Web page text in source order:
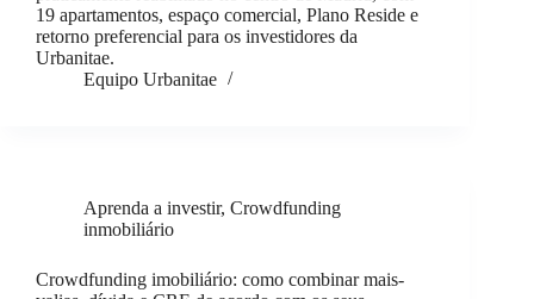
19 apartamentos, espaço comercial, Plano Reside e
retorno preferencial para os investidores da
Urbanitae.
Equipo Urbanitae
Aprenda a investir, Crowdfunding
inmobiliário
Crowdfunding imobiliário: como combinar mais-